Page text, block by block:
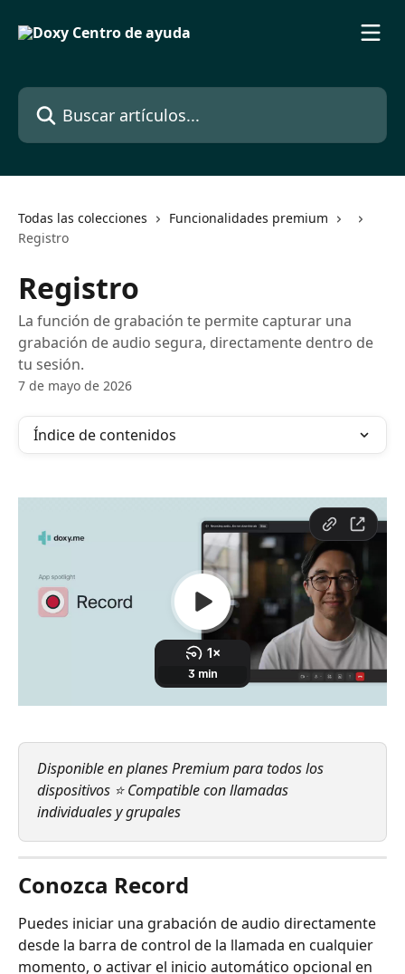
Buscar artículos...
Todas las colecciones
Funcionalidades premium
Registro
Registro
La función de grabación te permite capturar una
grabación de audio segura, directamente dentro de
tu sesión.
7 de mayo de 2026
Índice de contenidos
Disponible en planes Premium para todos los
dispositivos ⭐ Compatible con llamadas
individuales y grupales
Conozca Record
Puedes iniciar una grabación de audio directamente
desde la barra de control de la llamada en cualquier
momento, o activar el inicio automático opcional en